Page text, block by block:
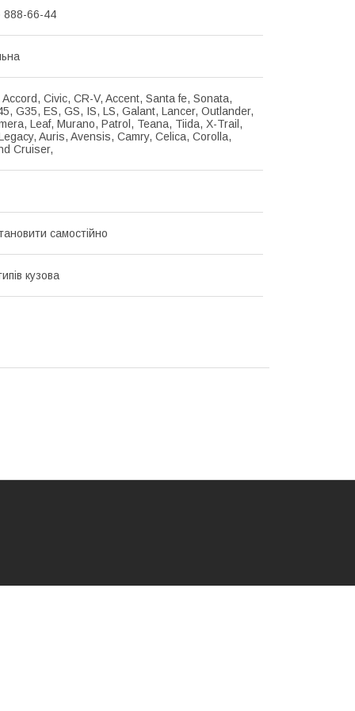
888-66-44
Civic, CR-V, Accent, Santa fe, Sonata,
G35, ES, GS, IS, LS, Galant, Lancer, Outlander,
Leaf, Murano, Patrol, Teana, Tiida, X-Trail,
Auris, Avensis, Camry, Celica, Corolla,
Cruiser,
самостійно
кузова